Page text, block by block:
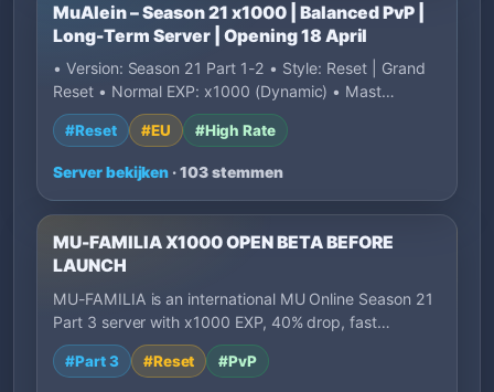
MuAlein – Season 21 x1000 | Balanced PvP |
Long-Term Server | Opening 18 April
• Version: Season 21 Part 1-2 • Style: Reset | Grand
Reset • Normal EXP: x1000 (Dynamic) • Mast…
#Reset #EU #High Rate
Server bekijken · 103 stemmen
MU-FAMILIA X1000 OPEN BETA BEFORE
LAUNCH
MU-FAMILIA is an international MU Online Season 21
Part 3 server with x1000 EXP, 40% drop, fast…
#Part 3 #Reset #PvP